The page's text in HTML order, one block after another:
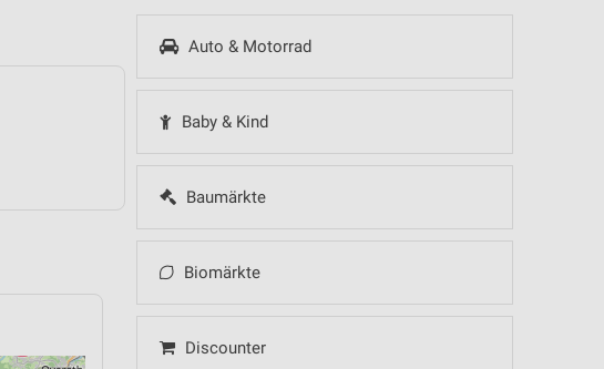
Auto & Motorrad
Baby & Kind
Baumärkte
Biomärkte
Discounter